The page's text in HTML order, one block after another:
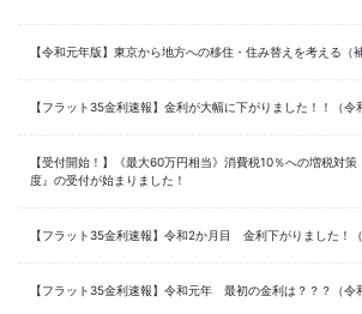
【令和元年版】東京から地方への移住・住み替えを考える（
【フラット35金利速報】金利が大幅に下がりました！！（令
【受付開始！】《最大60万円相当》消費税10％への増税対
度』の受付が始まりました！
【フラット35金利速報】令和2か月目 金利下がりました！（
【フラット35金利速報】令和元年 最初の金利は？？？（令